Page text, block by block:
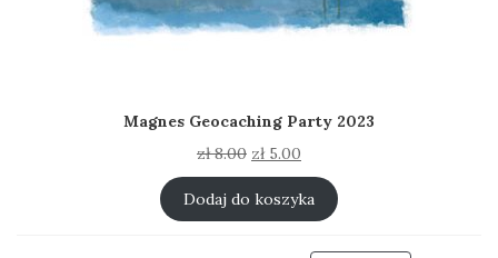
Magnes Geocaching Party 2023
zł8.00 Pierwotna
cena
wynosiła:
zł 8.00.
zł5.00
cena
wynosi:
zł 5.00.
Dodaj do koszyka